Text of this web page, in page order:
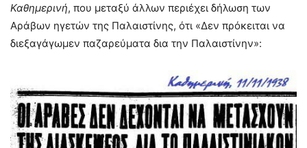
Καθημερινή, που μεταξύ άλλων περιέχει δήλωση των
Αράβων ηγετών της Παλαιστίνης, ότι «Δεν πρόκειται να
διεξαγάγωμεν παζαρεύματα δια την Παλαιστίνην»: